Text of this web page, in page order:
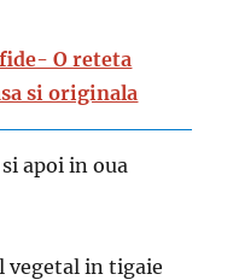
O reteta
si originala
apoi in oua
vegetal in tigaie